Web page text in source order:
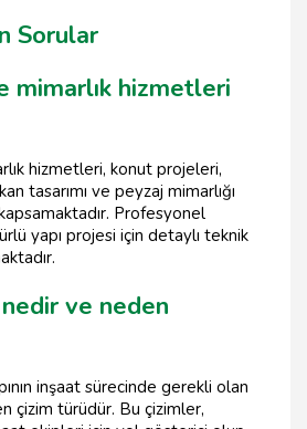
Sorular
mimarlık hizmetleri
hizmetleri, konut projeleri,
tasarımı ve peyzaj mimarlığı
Profesyonel
yapı projesi için detaylı teknik
ve neden
inşaat sürecinde gerekli olan
çizim türüdür. Bu çizimler,